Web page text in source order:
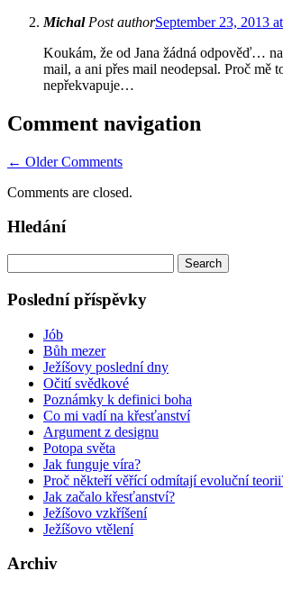
Michal Post authorSeptember 23, 2013
Koukám, že od Jana žádná odpověď…
mail, a ani přes mail neodepsal. Proč mě
nepřekvapuje…
Comment navigation
← Older Comments
Comments are closed.
Hledání
for:
Poslední příspěvky
Jób
Bůh mezer
Ježíšovy poslední dny
Očití svědkové
Poznámky k definici boha
Co mi vadí na křesťanství
Argument z designu
Potopa světa
Jak funguje víra?
Proč někteří věřící odmítají evoluční
Jak začalo křesťanství?
Ježíšovo vzkříšení
Ježíšovo vtělení
Archiv